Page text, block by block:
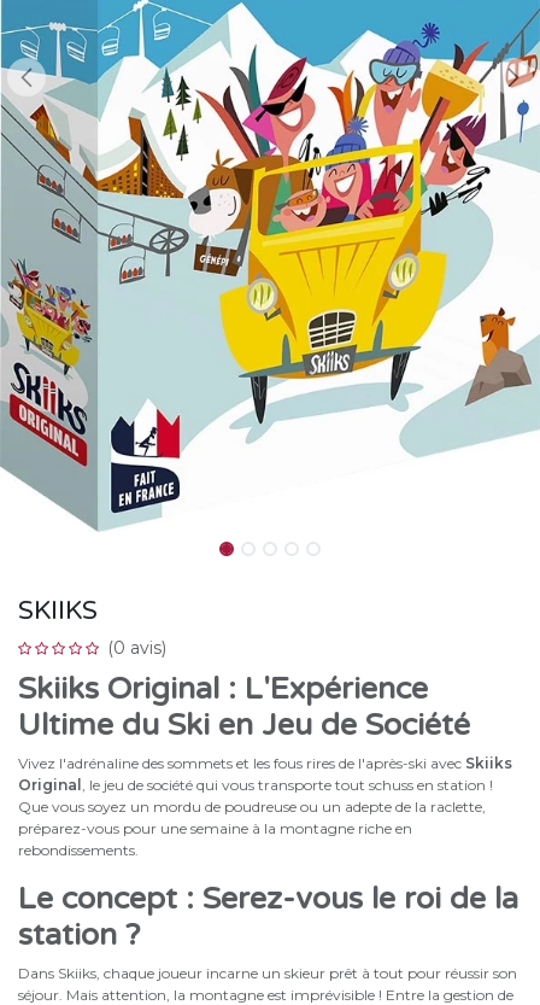
SKIIKS
(0 avis)
Skiiks Original : L'Expérience
Ultime du Ski en Jeu de Société
Vivez l'adrénaline des sommets et les fous rires de l'après-ski avec Skiiks
Original
, le jeu de société qui vous transporte tout schuss en station !
Que vous soyez un mordu de poudreuse ou un adepte de la raclette,
préparez-vous pour une semaine à la montagne riche en
rebondissements.
Le concept : Serez-vous le roi de la
station ?
Dans Skiiks, chaque joueur incarne un skieur prêt à tout pour réussir son
séjour. Mais attention, la montagne est imprévisible ! Entre la gestion de